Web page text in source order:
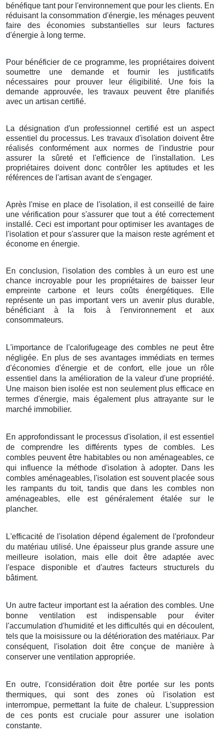
bénéfique tant pour l'environnement que pour les clients. En
réduisant la consommation d'énergie, les ménages peuvent
faire des économies substantielles sur leurs factures
d'énergie à long terme.
Pour bénéficier de ce programme, les propriétaires doivent
soumettre une demande et fournir les justificatifs
nécessaires pour prouver leur éligibilité. Une fois la
demande approuvée, les travaux peuvent être planifiés
avec un artisan certifié.
La désignation d'un professionnel certifié est un aspect
essentiel du processus. Les travaux d'isolation doivent être
réalisés conformément aux normes de l'industrie pour
assurer la sûreté et l'efficience de l'installation. Les
propriétaires doivent donc contrôler les aptitudes et les
références de l'artisan avant de s'engager.
Après l'mise en place de l'isolation, il est conseillé de faire
une vérification pour s'assurer que tout a été correctement
installé. Ceci est important pour optimiser les avantages de
l'isolation et pour s'assurer que la maison reste agrément et
économe en énergie.
En conclusion, l'isolation des combles à un euro est une
chance incroyable pour les propriétaires de baisser leur
empreinte carbone et leurs coûts énergétiques. Elle
représente un pas important vers un avenir plus durable,
bénéficiant à la fois à l'environnement et aux
consommateurs.
L'importance de l'calorifugeage des combles ne peut être
négligée. En plus de ses avantages immédiats en termes
d'économies d'énergie et de confort, elle joue un rôle
essentiel dans la amélioration de la valeur d'une propriété.
Une maison bien isolée est non seulement plus efficace en
termes d'énergie, mais également plus attrayante sur le
marché immobilier.
En approfondissant le processus d'isolation, il est essentiel
de comprendre les différents types de combles. Les
combles peuvent être habitables ou non aménageables, ce
qui influence la méthode d'isolation à adopter. Dans les
combles aménageables, l'isolation est souvent placée sous
les rampants du toit, tandis que dans les combles non
aménageables, elle est généralement étalée sur le
plancher.
L'efficacité de l'isolation dépend également de l'profondeur
du matériau utilisé. Une épaisseur plus grande assure une
meilleure isolation, mais elle doit être adaptée avec
l'espace disponible et d'autres facteurs structurels du
bâtiment.
Un autre facteur important est la aération des combles. Une
bonne ventilation est indispensable pour éviter
l'accumulation d'humidité et les difficultés qui en découlent,
tels que la moisissure ou la détérioration des matériaux. Par
conséquent, l'isolation doit être conçue de manière à
conserver une ventilation appropriée.
En outre, l'considération doit être portée sur les ponts
thermiques, qui sont des zones où l'isolation est
interrompue, permettant la fuite de chaleur. L'suppression
de ces ponts est cruciale pour assurer une isolation
constante.